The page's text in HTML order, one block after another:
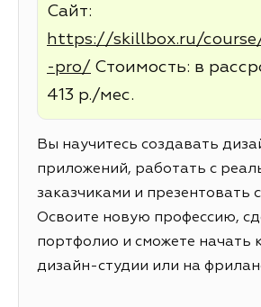
Сайт:
https://skillbox.ru/
-pro/ Стоимость: в
413 р./мес.
Вы научитесь создавать
приложений, работать с
заказчиками и презентовать
Освоите новую профессию,
портфолио и сможете начать
дизайн-студии или на